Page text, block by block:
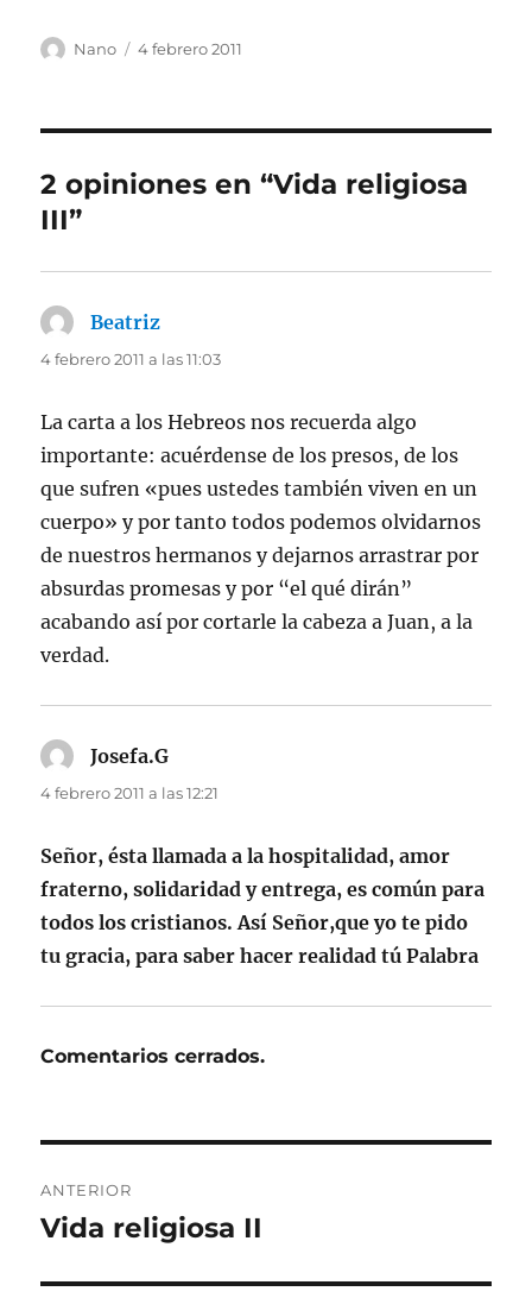
Autor
Nano
Publicado
4 febrero 2011
2 opiniones en “Vida religiosa
III”
Beatriz
4 febrero 2011 a las 11:03
La carta a los Hebreos nos recuerda algo
importante: acuérdense de los presos, de los
que sufren «pues ustedes también viven en un
cuerpo» y por tanto todos podemos olvidarnos
de nuestros hermanos y dejarnos arrastrar por
absurdas promesas y por “el qué dirán”
acabando así por cortarle la cabeza a Juan, a la
verdad.
Josefa.G
4 febrero 2011 a las 12:21
Señor, ésta llamada a la hospitalidad, amor
fraterno, solidaridad y entrega, es común para
todos los cristianos. Así Señor,que yo te pido
tu gracia, para saber hacer realidad tú Palabra
Comentarios cerrados.
de
ANTERIOR
Entrada
Vida religiosa II